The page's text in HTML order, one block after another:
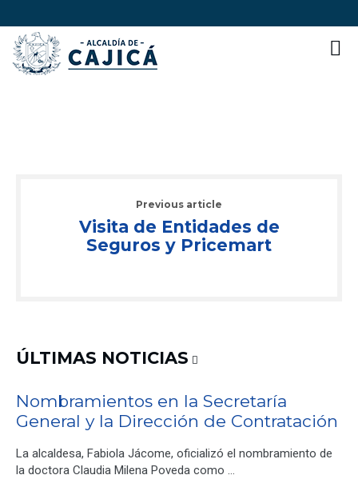
Previous article
Visita de Entidades de
Seguros y Pricemart
ÚLTIMAS NOTICIAS
Nombramientos en la Secretaría
General y la Dirección de Contratación
La alcaldesa, Fabiola Jácome, oficializó el nombramiento de
la doctora Claudia Milena Poveda como …